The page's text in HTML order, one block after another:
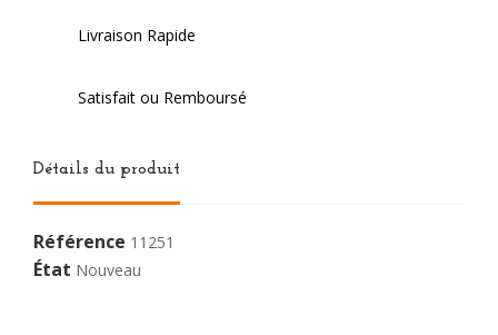
Livraison Rapide
Satisfait ou Remboursé
Détails du produit
Référence 11251
État Nouveau